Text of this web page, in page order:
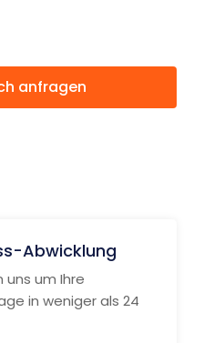
anfragen
Abwicklung
uns um Ihre
in weniger als 24